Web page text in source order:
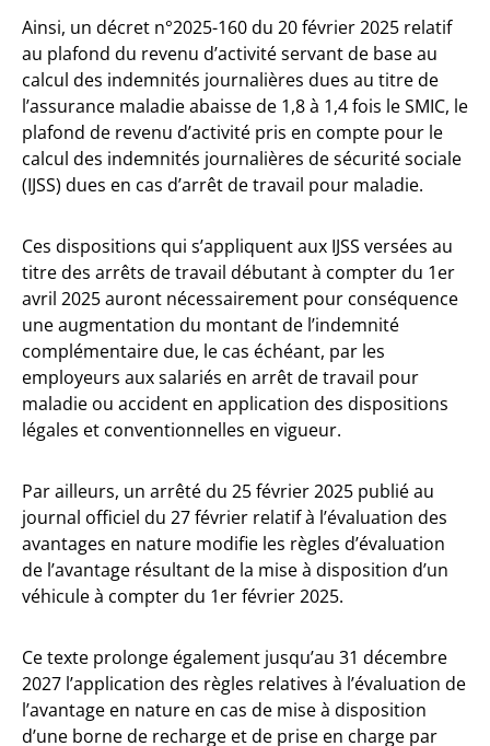
Ainsi, un décret n°2025-160 du 20 février 2025 relatif
au plafond du revenu d’activité servant de base au
calcul des indemnités journalières dues au titre de
l’assurance maladie abaisse de 1,8 à 1,4 fois le SMIC, le
plafond de revenu d’activité pris en compte pour le
calcul des indemnités journalières de sécurité sociale
(IJSS) dues en cas d’arrêt de travail pour maladie.
Ces dispositions qui s’appliquent aux IJSS versées au
titre des arrêts de travail débutant à compter du 1er
avril 2025 auront nécessairement pour conséquence
une augmentation du montant de l’indemnité
complémentaire due, le cas échéant, par les
employeurs aux salariés en arrêt de travail pour
maladie ou accident en application des dispositions
légales et conventionnelles en vigueur.
Par ailleurs, un arrêté du 25 février 2025 publié au
journal officiel du 27 février relatif à l’évaluation des
avantages en nature modifie les règles d’évaluation
de l’avantage résultant de la mise à disposition d’un
véhicule à compter du 1er février 2025.
Ce texte prolonge également jusqu’au 31 décembre
2027 l’application des règles relatives à l’évaluation de
l’avantage en nature en cas de mise à disposition
d’une borne de recharge et de prise en charge par